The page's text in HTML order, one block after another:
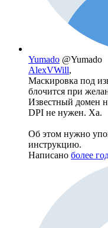
Yumado @Yumado
AlexVWill,
Маскировка под
блочится при
Известный домен
DPI не нужен. Ха.
Об этом нужно
инструкцию.
Написано более